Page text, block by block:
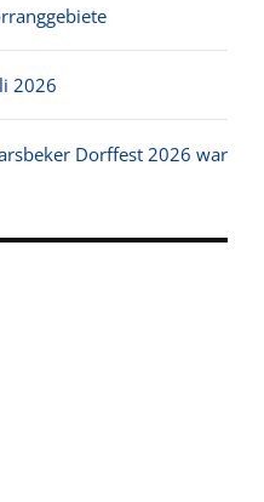
2026
Dorffest 2026 war